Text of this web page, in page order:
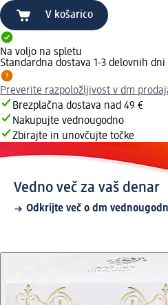
V košarico
Na voljo na spletu
Standardna dostava 1-3 delovnih dni
Preverite razpoložljivost v dm
Brezplačna dostava nad 49 €
Nakupujte vednougodno
Zbirajte in unovčujte točke
Vedno več za vaš denar
Odkrijte več o dm